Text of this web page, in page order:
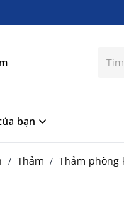
bạn
/ Thảm / Thảm phòng